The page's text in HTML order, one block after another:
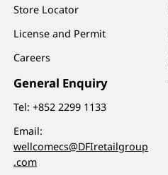
Store Locator
License and Permit
Careers
General Enquiry
Tel:+852 2299 1133
Email:
wellcomecs@DFIretailgroup
.com